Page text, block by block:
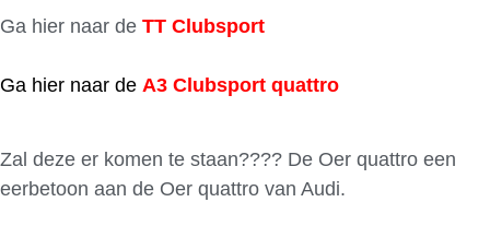
Ga hier naar de TT Clubsport
Ga hier naar de A3 Clubsport quattro
Zal deze er komen te staan???? De Oer quattro een
eerbetoon aan de Oer quattro van Audi.